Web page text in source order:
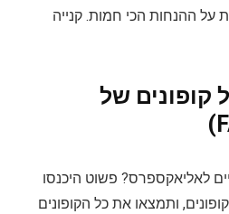
על ההנחות הכי חמות. קנייה
קופונים של
לאליאקספרס? פשוט היכנסו
ותמצאו את כל הקופונים